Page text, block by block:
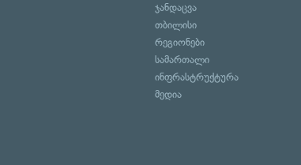
ჯანდაცვა
თბილისი
რეგიონები
სამართალი
ინფრასტრუქტურა
მედია